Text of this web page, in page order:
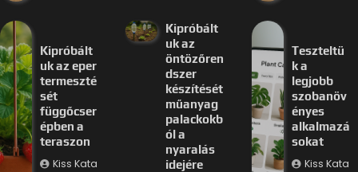
Kipróbált
uk az eper
termeszté
sét
függőcser
épben a
teraszon
Kiss Kata
Kipróbált
uk az
öntözőren
dszer
készítését
műanyag
palackokb
ól a
nyaralás
idejére
Teszteltü
k a
legjobb
szobanöv
ényes
alkalmazá
sokat
Kiss Kata